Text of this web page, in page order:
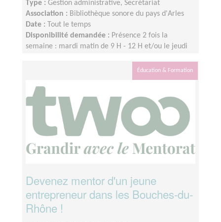
Type : Gestion administrative, Secrétariat
Association : Bibliothèque sonore du pays d'Arles
Date :
Tout le temps
Disponibilité demandée : Présence 2 fois la
semaine : mardi matin de 9 H - 12 H et/ou le jeudi
Éducation & Formation
Devenez mentor d'un jeune
entrepreneur dans les Bouches-du-
Rhône !